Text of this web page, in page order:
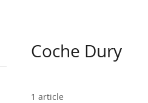
Coche Dury
1 article